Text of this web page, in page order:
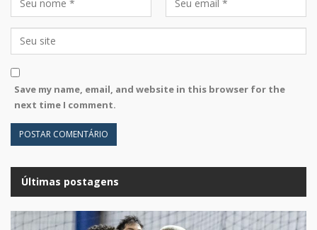
Save my name, email, and website in this browser for the
next time I comment.
Últimas postagens